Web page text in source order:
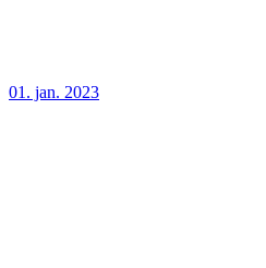
01. jan. 2023